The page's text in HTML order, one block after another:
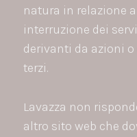
natura in relazione
interruzione dei
derivanti da azioni
terzi.
Lavazza non
altro sito web che